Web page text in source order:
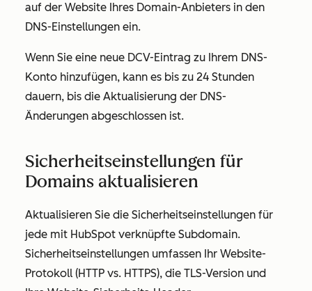
auf der Website Ihres Domain-Anbieters in den
DNS-Einstellungen ein.
Wenn Sie eine neue DCV-Eintrag zu Ihrem DNS-
Konto hinzufügen, kann es bis zu 24 Stunden
dauern, bis die Aktualisierung der DNS-
Änderungen abgeschlossen ist.
Sicherheitseinstellungen für
Domains aktualisieren
Aktualisieren Sie die Sicherheitseinstellungen für
jede mit HubSpot verknüpfte Subdomain.
Sicherheitseinstellungen umfassen Ihr Website-
Protokoll (HTTP vs. HTTPS), die TLS-Version und